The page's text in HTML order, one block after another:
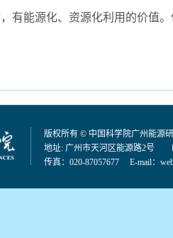
能源化、资源化利用的价值。
版权所有 © 中国科学院广州能源
地址: 广州市天河区能源路2号
传真：020-87057677 E-mail：